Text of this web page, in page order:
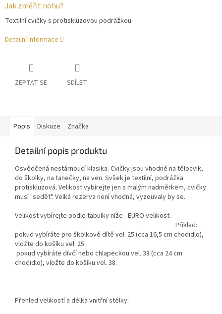
Jak změřit nohu?
Textilní cvičky s protiskluzovou podrážkou
Detailní informace
ZEPTAT SE SDÍLET
Popis Diskuze Značka
Detailní popis produktu
Osvědčená nestárnoucí klasika. Cvičky jsou vhodné na tělocvik,
do školky, na tanečky, na ven. Svšek je textilní, podrážka
protiskluzová. Velikost vybírejte jen s malým nadměrkem, cvičky
musí "sedět". Velká rezerva není vhodná, vyzouvaly by se.
Velikost vybírejte podle tabulky níže - EURO velikost.
Příklad:
pokud vybíráte pro školkové dítě vel. 25 (cca 16,5 cm chodidlo),
vložte do košíku vel. 25.
pokud vybíráte dívčí nebo chlapeckou vel. 38 (cca 24 cm
chodidlo), vložte do košíku vel. 38.
Přehled velikostí a délka vnitřní stélky: